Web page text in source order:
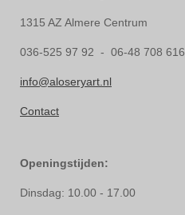
1315 AZ Almere Centrum
036-525 97 92 - 06-48 708 616
info@aloseryart.nl
Contact
Openingstijden:
Dinsdag: 10.00 - 17.00